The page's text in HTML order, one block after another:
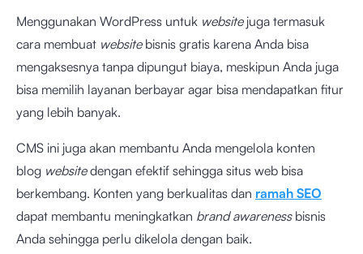
Menggunakan WordPress untuk website juga termasuk
cara membuat website bisnis gratis karena Anda bisa
mengaksesnya tanpa dipungut biaya, meskipun Anda juga
bisa memilih layanan berbayar agar bisa mendapatkan fitur
yang lebih banyak.
CMS ini juga akan membantu Anda mengelola konten
blog websitedengan efektif sehingga situs web bisa
berkembang. Konten yang berkualitas dan ramah SEO
dapat membantu meningkatkan brand awarenessbisnis
Anda sehingga perlu dikelola dengan baik.